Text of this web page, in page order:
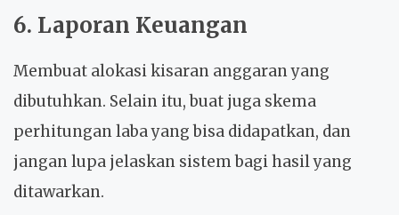
6. Laporan Keuangan
Membuat alokasi kisaran anggaran yang
dibutuhkan. Selain itu, buat juga skema
perhitungan laba yang bisa didapatkan, dan
jangan lupa jelaskan sistem bagi hasil yang
ditawarkan.